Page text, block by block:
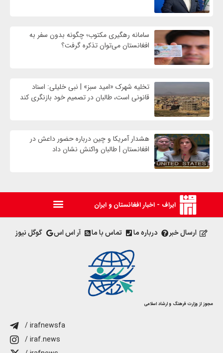
سامانه رهگیری مکتوب؛ چگونه بدون سفر به
افغانستان می‌توان تذکره گرفت؟
تخلیه شهرک «امید سبز» | نبی خلیلی: اسناد
قانونی است، طالبان در تصمیم خود بازنگری کند
هشدار آمریکا و چین درباره حضور داعش در
افغانستان | طالبان واکنش نشان داد
ایراف - اخبار افغانستان و ایران
ارسال خبر درباره ما تماس با ما آر اس اس گوگل نیوز
مجوز از وزارت فرهنگ و ارشاد اسلامی
/ irafnewsfa
/ iraf.news